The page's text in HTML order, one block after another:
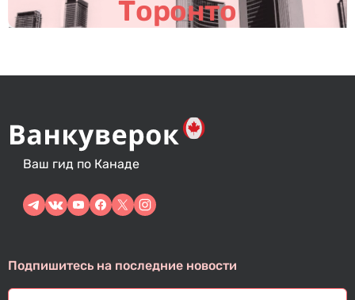
Торонто
Ваш гид по Канаде
Подпишитесь на последние новости